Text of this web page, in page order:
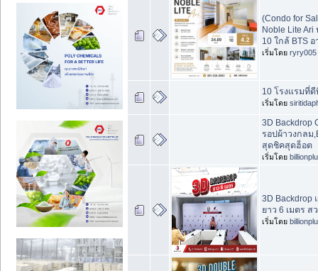
(Condo for
Noble Lite
10 ใกล้ BTS อ
เริ่มโดย ryry005
10 โรงแรมที่
เริ่มโดย
3D Backdrop
รอปผ้าวงกลม
สุดชิคสุดฮ็อต
เริ่มโดย
3D Backdrop
ยาว 6 เมตร ส
เริ่มโดย